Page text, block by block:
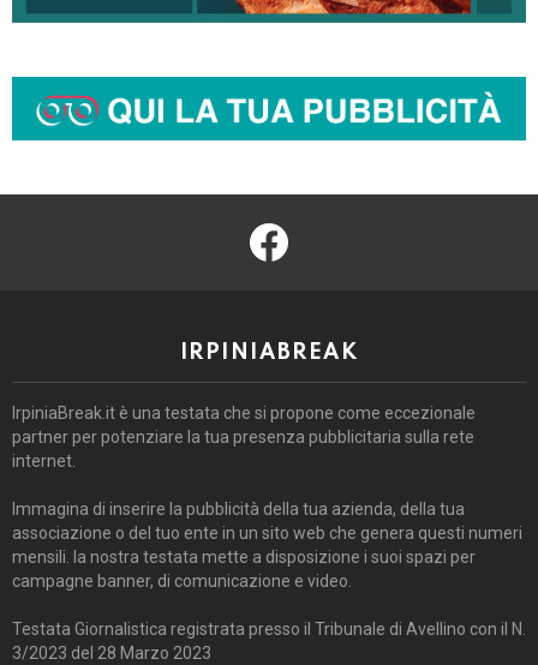
facebook
IRPINIABREAK
IrpiniaBreak.it è una testata che si propone come eccezionale
partner per potenziare la tua presenza pubblicitaria sulla rete
internet.
Immagina di inserire la pubblicità della tua azienda, della tua
associazione o del tuo ente in un sito web che genera questi numeri
mensili. la nostra testata mette a disposizione i suoi spazi per
campagne banner, di comunicazione e video.
Testata Giornalistica registrata presso il Tribunale di Avellino con il N.
3/2023 del 28 Marzo 2023